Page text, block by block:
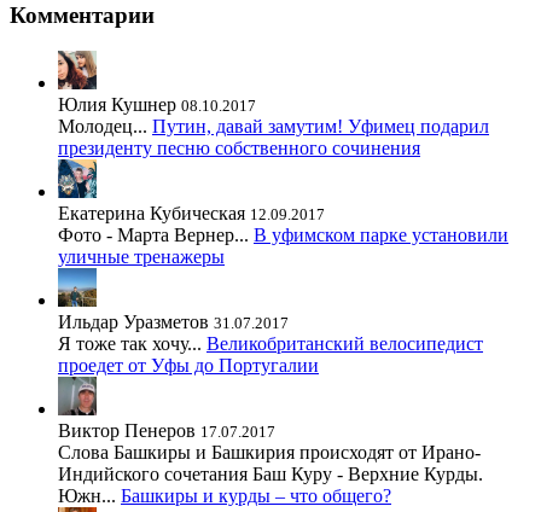
Комментарии
Юлия Кушнер 08.10.2017
Молодец... Путин, давай замутим! Уфимец подарил
президенту песню собственного сочинения
Екатерина Кубическая 12.09.2017
Фото - Марта Вернер... В уфимском парке установили
уличные тренажеры
Ильдар Уразметов 31.07.2017
Я тоже так хочу... Великобританский велосипедист
проедет от Уфы до Португалии
Виктор Пенеров 17.07.2017
Слова Башкиры и Башкирия происходят от Ирано-
Индийского сочетания Баш Куру - Верхние Курды.
Южн... Башкиры и курды – что общего?